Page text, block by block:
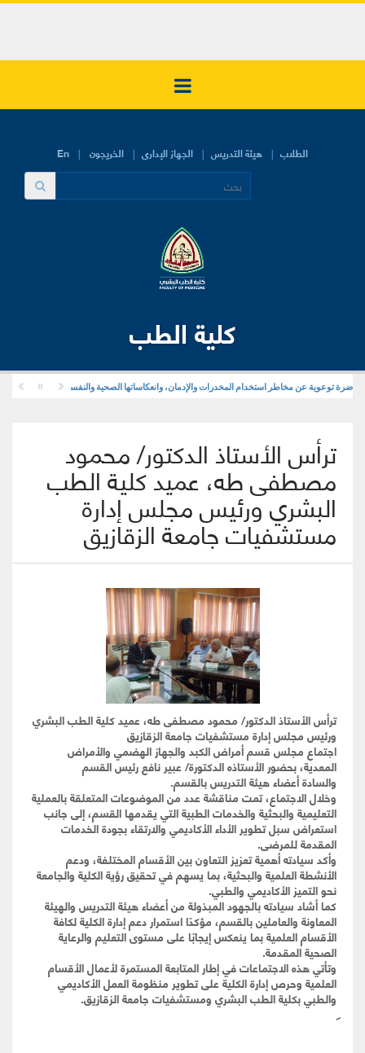
En الطلاب هيئة التدريس الجهاز الإدارى الخريجون
كلية الطب
محاضرة توعوية عن مخاطر استخدام المخدرات والإدمان، وانعكاساتها الصحية والنفسية والاجتماعية
ترأس الأستاذ الدكتور/ محمود
مصطفى طه، عميد كلية الطب
البشري ورئيس مجلس إدارة
مستشفيات جامعة الزقازيق
ترأس الأستاذ الدكتور/ محمود مصطفى طه، عميد كلية الطب البشري
ورئيس مجلس إدارة مستشفيات جامعة الزقازيق
اجتماع مجلس قسم أمراض الكبد والجهاز الهضمي والأمراض
المعدية، بحضور الأستاذه الدكتورة/ عبير نافع رئيس القسم
والسادة أعضاء هيئة التدريس بالقسم.
وخلال الاجتماع، تمت مناقشة عدد من الموضوعات المتعلقة بالعملية
التعليمية والبحثية والخدمات الطبية التي يقدمها القسم، إلى جانب
استعراض سبل تطوير الأداء الأكاديمي والارتقاء بجودة الخدمات
المقدمة للمرضى.
وأكد سيادته أهمية تعزيز التعاون بين الأقسام المختلفة، ودعم
الأنشطة العلمية والبحثية، بما يسهم في تحقيق رؤية الكلية والجامعة
نحو التميز الأكاديمي والطبي.
كما أشاد سيادته بالجهود المبذولة من أعضاء هيئة التدريس والهيئة
المعاونة والعاملين بالقسم، مؤكدًا استمرار دعم إدارة الكلية لكافة
الأقسام العلمية بما ينعكس إيجابًا على مستوى التعليم والرعاية
الصحية المقدمة.
وتأتي هذه الاجتماعات في إطار المتابعة المستمرة لأعمال الأقسام
العلمية وحرص إدارة الكلية على تطوير منظومة العمل الأكاديمي
والطبي بكلية الطب البشري ومستشفيات جامعة الزقازيق.